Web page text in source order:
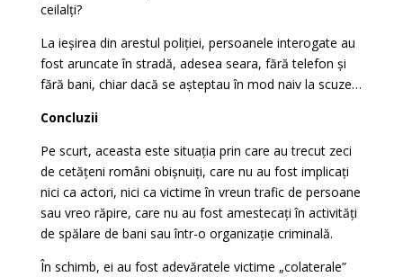
ceilalți?
La ieșirea din arestul poliției, persoanele interogate au
fost aruncate în stradă, adesea seara, fără telefon și
fără bani, chiar dacă se așteptau în mod naiv la scuze…
Concluzii
Pe scurt, aceasta este situația prin care au trecut zeci
de cetățeni români obișnuiți, care nu au fost implicați
nici ca actori, nici ca victime în vreun trafic de persoane
sau vreo răpire, care nu au fost amestecați în activități
de spălare de bani sau într-o organizație criminală.
În schimb, ei au fost adevăratele victime „colaterale”